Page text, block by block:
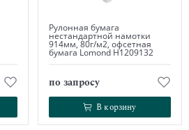
Рулонная бумага
нестандартной намотки
914мм, 80г/м2, офсетная
бумага Lomond Н1209132
по запросу
В корзину
В корзину